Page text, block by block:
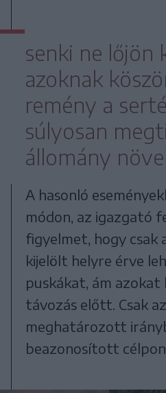
senki ne lőjön
azoknak
remény a
súlyosan
állomány
A hasonló
módon, az igazgató
figyelmet, hogy csak
kijelölt helyre érve
puskákat, ám azokat
távozás előtt. Csak
meghatározott
beazonosított